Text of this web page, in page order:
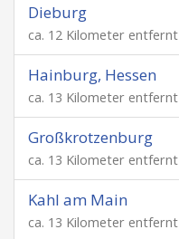
Dieburg
ca. 12 Kilometer entfernt
Hainburg, Hessen
ca. 13 Kilometer entfernt
Großkrotzenburg
ca. 13 Kilometer entfernt
Kahl am Main
ca. 13 Kilometer entfernt